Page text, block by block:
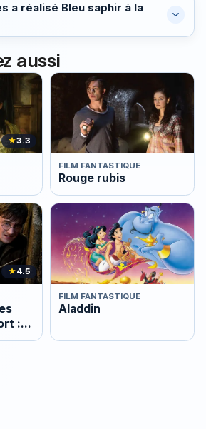
a réalisé Bleu saphir à la
aussi
★3.3
FILM FANTASTIQUE
Rouge rubis
★4.5
:
FILM FANTASTIQUE
Aladdin